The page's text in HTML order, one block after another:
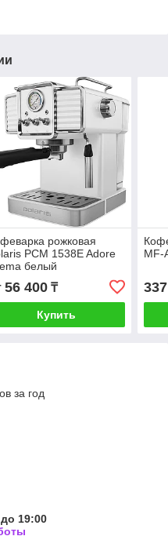
рожковая
PCM 1538E Adore
белый
56 400₸
Купить
MF-
за год
19:00